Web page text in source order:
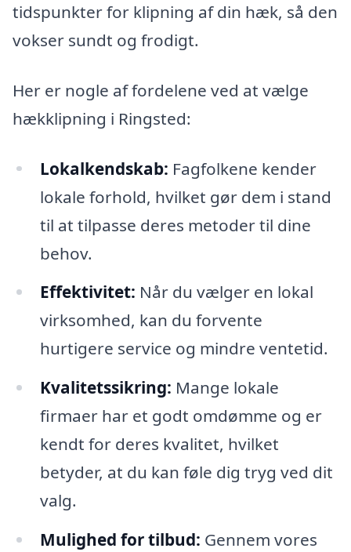
tidspunkter for klipning af din hæk, så den
vokser sundt og frodigt.
Her er nogle af fordelene ved at vælge
hækklipning i Ringsted:
Lokalkendskab: Fagfolkene kender
lokale forhold, hvilket gør dem i stand
til at tilpasse deres metoder til dine
behov.
Effektivitet: Når du vælger en lokal
virksomhed, kan du forvente
hurtigere service og mindre ventetid.
Kvalitetssikring: Mange lokale
firmaer har et godt omdømme og er
kendt for deres kvalitet, hvilket
betyder, at du kan føle dig tryg ved dit
valg.
Mulighed for tilbud: Gennem vores